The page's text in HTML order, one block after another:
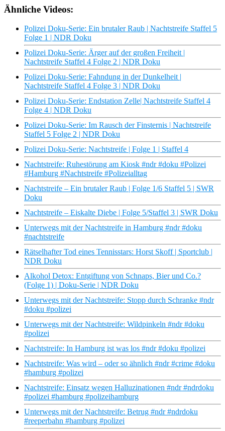
Ähnliche Videos:
Polizei Doku-Serie: Ein brutaler Raub | Nachtstreife Staffel 5
Folge 1 | NDR Doku
Polizei Doku-Serie: Ärger auf der großen Freiheit |
Nachtstreife Staffel 4 Folge 2 | NDR Doku
Polizei Doku-Serie: Fahndung in der Dunkelheit |
Nachtstreife Staffel 4 Folge 3 | NDR Doku
Polizei Doku-Serie: Endstation Zelle| Nachtstreife Staffel 4
Folge 4 | NDR Doku
Polizei Doku-Serie: Im Rausch der Finsternis | Nachtstreife
Staffel 5 Folge 2 | NDR Doku
Polizei Doku-Serie: Nachtstreife | Folge 1 | Staffel 4
Nachtstreife: Ruhestörung am Kiosk #ndr #doku #Polizei
#Hamburg #Nachtstreife #Polizeialltag
Nachtstreife – Ein brutaler Raub | Folge 1/6 Staffel 5 | SWR
Doku
Nachtstreife – Eiskalte Diebe | Folge 5/Staffel 3 | SWR Doku
Unterwegs mit der Nachtstreife in Hamburg #ndr #doku
#nachtstreife
Rätselhafter Tod eines Tennisstars: Horst Skoff | Sportclub |
NDR Doku
Alkohol Detox: Entgiftung von Schnaps, Bier und Co.?
(Folge 1) | Doku-Serie | NDR Doku
Unterwegs mit der Nachtstreife: Stopp durch Schranke #ndr
#doku #polizei
Unterwegs mit der Nachtstreife: Wildpinkeln #ndr #doku
#polizei
Nachtstreife: In Hamburg ist was los #ndr #doku #polizei
Nachtstreife: Was wird – oder so ähnlich #ndr #crime #doku
#hamburg #polizei
Nachtstreife: Einsatz wegen Halluzinationen #ndr #ndrdoku
#polizei #hamburg #polizeihamburg
Unterwegs mit der Nachtstreife: Betrug #ndr #ndrdoku
#reeperbahn #hamburg #polizei